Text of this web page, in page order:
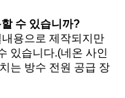
수 있습니까?
용으로 제작되지만
있습니다.(네온 사인
는 방수 전원 공급 장